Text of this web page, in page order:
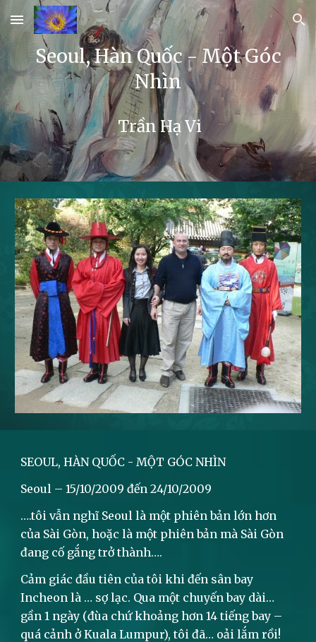
Skip to main content Skip to navigation
Seoul, Hàn Quốc - Một Góc
Nhìn
Trần Hạ Vi
SEOUL, HÀN QUỐC - MỘT GÓC NHÌN
Seoul – 15/10/2009 đến 24/10/2009
….tôi vẫn nghĩ Seoul là một phiên bản lớn hơn
của Sài Gòn, hoặc là một phiên bản mà Sài Gòn
đang cố gắng trở thành….
Cảm giác đầu tiên của tôi khi đến sân bay
Incheon là … sợ lạc. Qua một chuyến bay dài…
gần 1 ngày (đùa chứ khoảng hơn 14 tiếng bay –
quá cảnh ở Kuala Lumpur), tôi đã… oải lắm rồi!